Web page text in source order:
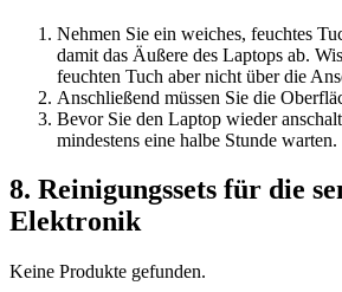
Nehmen Sie ein weiches, feuchtes
damit das Äußere des Laptops ab.
feuchten Tuch aber nicht über die
Anschließend müssen Sie die
Bevor Sie den Laptop wieder
mindestens eine halbe Stunde warten.
8. Reinigungssets für die
Elektronik
Keine Produkte gefunden.